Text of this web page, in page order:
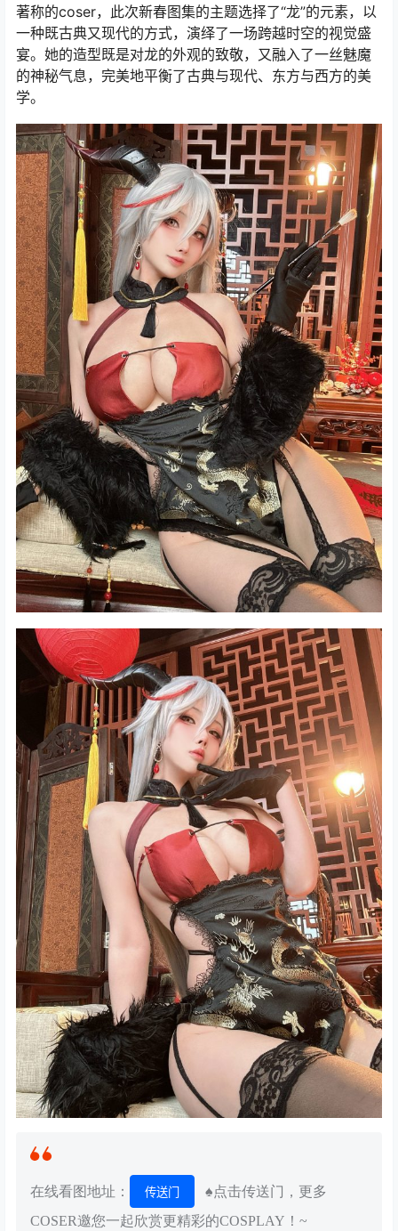
著称的coser，此次新春图集的主题选择了“龙”的元素，以
一种既古典又现代的方式，演绎了一场跨越时空的视觉盛
宴。她的造型既是对龙的外观的致敬，又融入了一丝魅魔
的神秘气息，完美地平衡了古典与现代、东方与西方的美
学。
在线看图地址： 传送门
♠点击传送门，更多
COSER邀您一起欣赏更精彩的COSPLAY！~